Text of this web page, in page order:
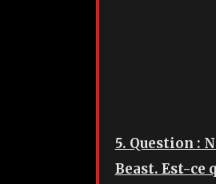
5. Question :
Beast. Est-ce